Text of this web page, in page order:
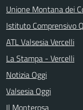
Unione Montana dei
Istituto Comprensivo
ATL Valsesia Vercelli
La Stampa - Vercelli
Notizia Oggi
Valsesia Oggi
Il Monterosa